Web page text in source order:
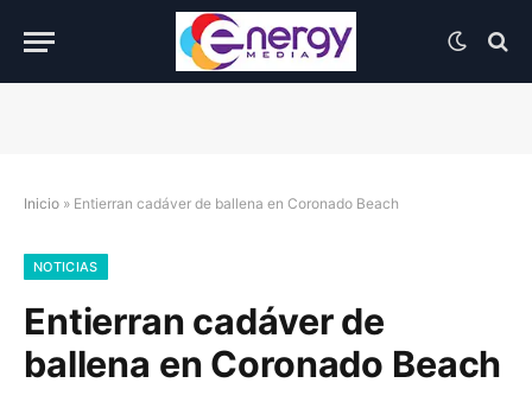
Inicio » Entierran cadáver de ballena en Coronado Beach
NOTICIAS
Entierran cadáver de
ballena en Coronado Beach